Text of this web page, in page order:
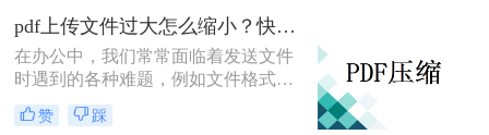
极为简单的，能够让每位小伙伴都快
速上手，有需要的朋友们千万不要错
过！
pdf上传文件过大怎么缩小？快来试试这2个方法！
在办公中，我们常常面临着发送文件
时遇到的各种难题，例如文件格式不
支持、文件太大无法发送、发送速度
过慢等，这些问题严重影响了我们的
赞 踩